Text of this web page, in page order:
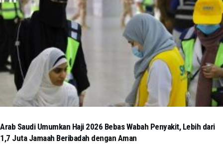
Arab Saudi Umumkan Haji 2026 Bebas Wabah Penyakit, Lebih dari
1,7 Juta Jamaah Beribadah dengan Aman